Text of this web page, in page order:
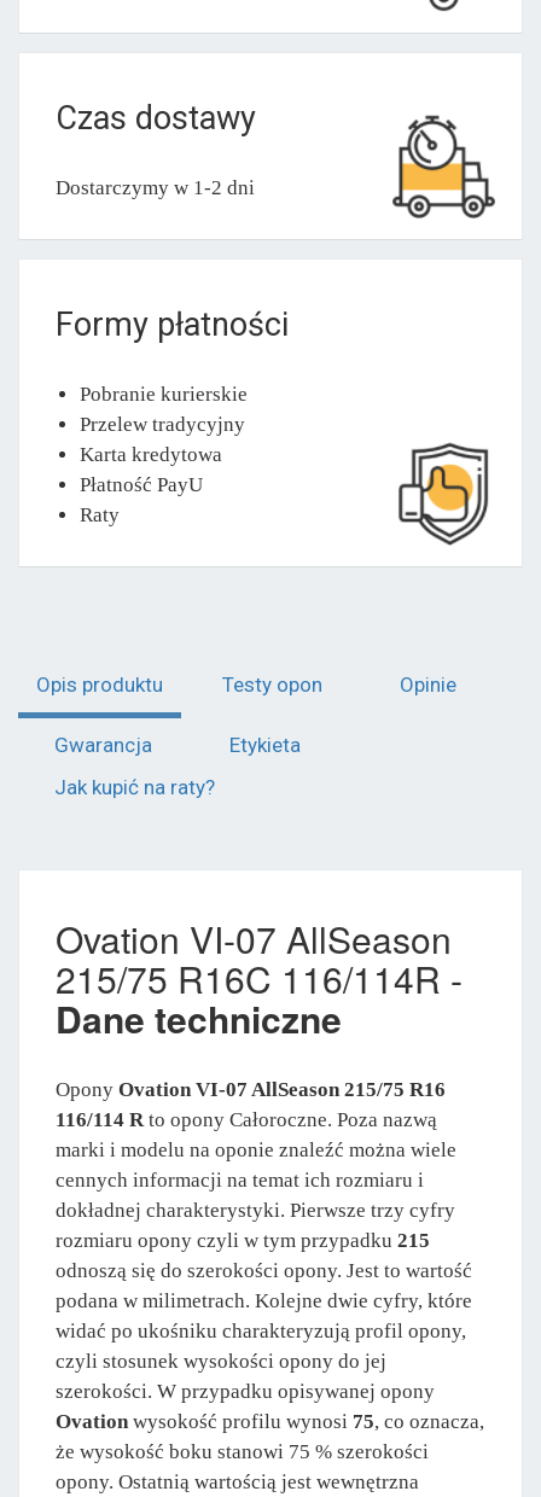
Czas dostawy
Dostarczymy w 1-2 dni
Formy płatności
Pobranie kurierskie
Przelew tradycyjny
Karta kredytowa
Płatność PayU
Raty
Opis produktu Testy opon Opinie
Gwarancja
Etykieta
Jak kupić na raty?
Ovation VI-07 AllSeason
215/75 R16C 116/114R -
Dane techniczne
Opony Ovation VI-07 AllSeason 215/75 R16
116/114 R to opony Całoroczne. Poza nazwą
marki i modelu na oponie znaleźć można wiele
cennych informacji na temat ich rozmiaru i
dokładnej charakterystyki. Pierwsze trzy cyfry
rozmiaru opony czyli w tym przypadku 215
odnoszą się do szerokości opony. Jest to wartość
podana w milimetrach. Kolejne dwie cyfry, które
widać po ukośniku charakteryzują profil opony,
czyli stosunek wysokości opony do jej
szerokości. W przypadku opisywanej opony
Ovation wysokość profilu wynosi 75, co oznacza,
że wysokość boku stanowi 75 % szerokości
opony. Ostatnią wartością jest wewnętrzna